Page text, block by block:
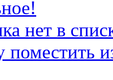
нет в
поместить